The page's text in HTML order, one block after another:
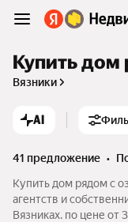
Купить дом
Вязники
AI
41 предложение •
Купить дом рядом с
агентств и
Вязниках. по цене от